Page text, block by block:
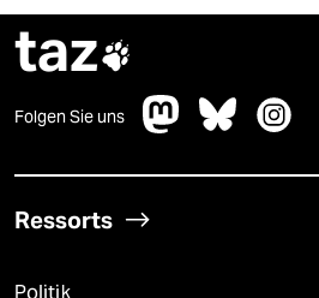
taz
Folgen Sie uns
Ressorts
Politik